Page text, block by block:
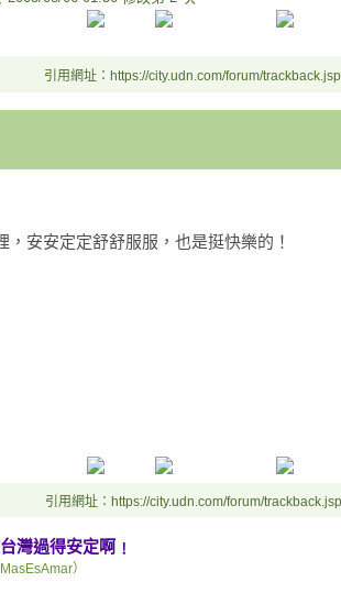
引用網址：https://city.udn.com/forum/
，安安定定舒舒服服，也是挺快樂的！
引用網址：https://city.udn.com/forum/
灣過得安定啊﹗
）